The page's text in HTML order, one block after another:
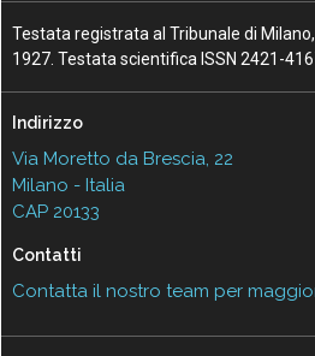
Testata registrata al Tribunale di
1927. Testata scientifica ISSN 2421-
Indirizzo
Via Moretto da Brescia, 22
Milano - Italia
CAP 20133
Contatti
Contatta il nostro team per